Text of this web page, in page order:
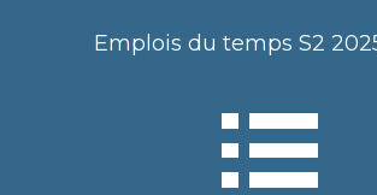
Emplois du temps S2